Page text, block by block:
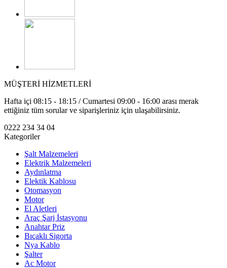
MÜŞTERİ HİZMETLERİ
Hafta içi 08:15 - 18:15 / Cumartesi 09:00 - 16:00 arası merak
ettiğiniz tüm sorular ve siparişleriniz için ulaşabilirsiniz.
0222 234 34 04
Kategoriler
Şalt Malzemeleri
Elektrik Malzemeleri
Aydınlatma
Elektik Kablosu
Otomasyon
Motor
El Aletleri
Araç Şarj İstasyonu
Anahtar Priz
Bıçaklı Sigorta
Nya Kablo
Şalter
Ac Motor